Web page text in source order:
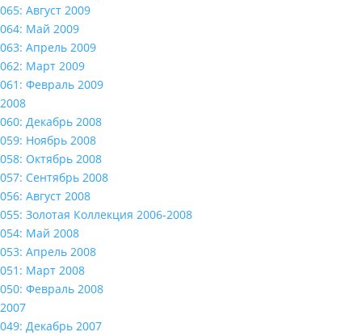
065: Август 2009
064: Май 2009
063: Апрель 2009
062: Март 2009
061: Февраль 2009
2008
060: Декабрь 2008
059: Ноябрь 2008
058: Октябрь 2008
057: Сентябрь 2008
056: Август 2008
055: Золотая Коллекция 2006-2008
054: Май 2008
053: Апрель 2008
051: Март 2008
050: Февраль 2008
2007
049: Декабрь 2007